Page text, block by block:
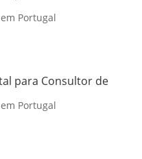
Portugal
para Consultor de
Portugal